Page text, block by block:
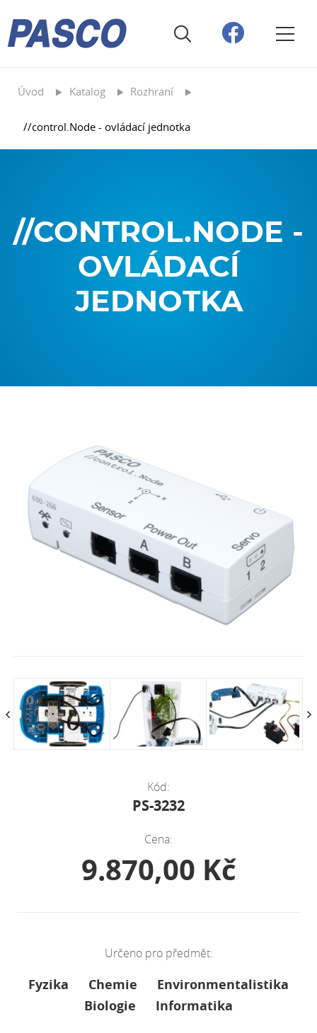
Úvod Katalog Rozhraní
//control.Node - ovládací jednotka
//CONTROL.NODE -
OVLÁDACÍ
JEDNOTKA
Kód:
PS-3232
Cena:
9.870,00 Kč
Určeno pro předmět:
Fyzika Chemie
Environmentalistika
Biologie
Informatika